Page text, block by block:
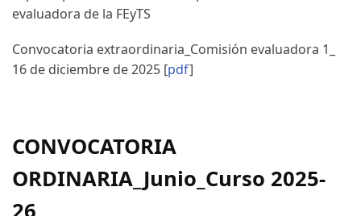
evaluadora de la FEyTS
Convocatoria extraordinaria_Comisión evaluadora 1_
16 de diciembre de 2025 [pdf]
CONVOCATORIA
ORDINARIA_Junio_Curso 2025-